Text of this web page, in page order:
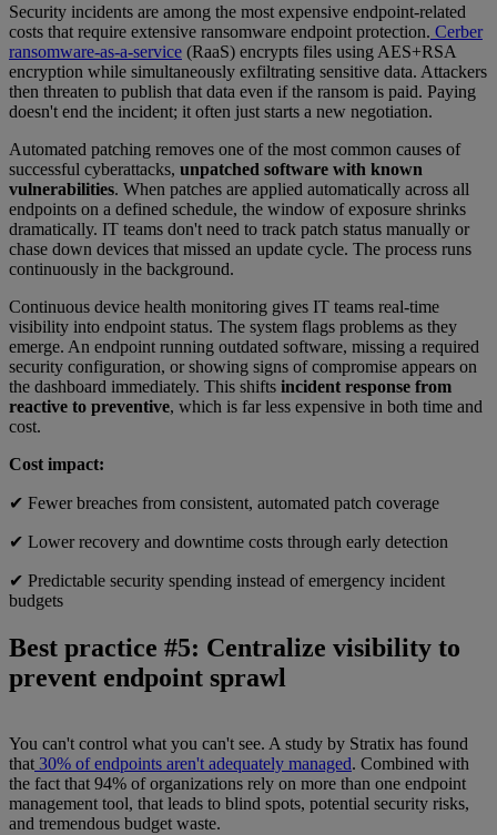
Security incidents are among the most expensive endpoint-related
costs that require extensive ransomware endpoint protection. Cerber
ransomware-as-a-service (RaaS) encrypts files using AES+RSA
encryption while simultaneously exfiltrating sensitive data. Attackers
then threaten to publish that data even if the ransom is paid. Paying
doesn't end the incident; it often just starts a new negotiation.
Automated patching removes one of the most common causes of
successful cyberattacks, unpatched software with known
vulnerabilities. When patches are applied automatically across all
endpoints on a defined schedule, the window of exposure shrinks
dramatically. IT teams don't need to track patch status manually or
chase down devices that missed an update cycle. The process runs
continuously in the background.
Continuous device health monitoring gives IT teams real-time
visibility into endpoint status. The system flags problems as they
emerge. An endpoint running outdated software, missing a required
security configuration, or showing signs of compromise appears on
the dashboard immediately. This shifts incident response from
reactive to preventive, which is far less expensive in both time and
cost.
Cost impact:
✔ Fewer breaches from consistent, automated patch coverage
✔ Lower recovery and downtime costs through early detection
✔ Predictable security spending instead of emergency incident
budgets
Best practice #5: Centralize visibility to
prevent endpoint sprawl
You can't control what you can't see. A study by Stratix has found
that30% of endpoints aren't adequately managed. Combined with
the fact that 94% of organizations rely on more than one endpoint
management tool, that leads to blind spots, potential security risks,
and tremendous budget waste.